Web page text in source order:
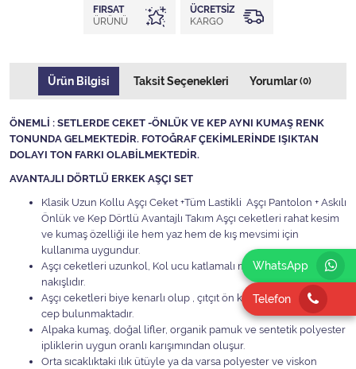
WhatsApp
Telefon
FIRSAT
ÜRÜNÜ
ÜCRETSIZ
KARGO
Ürün Bilgisi Taksit Seçenekleri Yorumlar(0)
ÖNEMLİ : SETLERDE CEKET -ÖNLÜK VE KEP AYNI KUMAŞ RENK
TONUNDA GELMEKTEDİR. FOTOĞRAF ÇEKİMLERİNDE IŞIKTAN
DOLAYI TON FARKI OLABİLMEKTEDİR.
AVANTAJLI DÖRTLÜ ERKEK AŞÇI SET
Klasik Uzun Kollu Aşçı Ceket +Tüm Lastikli Aşçı Pantolon + Askılı
Önlük ve Kep Dörtlü Avantajlı Takım Aşçı ceketleri rahat kesim
ve kumaş özelliği ile hem yaz hem de kış mevsimi için
kullanıma uygundur.
Aşçı ceketleri uzunkol, Kol ucu katlamalı manşet sağ ve sol kol
nakışlıdır.
Aşçı ceketleri biye kenarlı olup , çıtçıt ön kapamalı, sol kolda
cep bulunmaktadır.
Alpaka kumaş, doğal lifler, organik pamuk ve sentetik polyester
ipliklerin uygun oranlı karışımından oluşur.
Orta sıcaklıktaki ılık ütüyle ya da varsa polyester ve viskon